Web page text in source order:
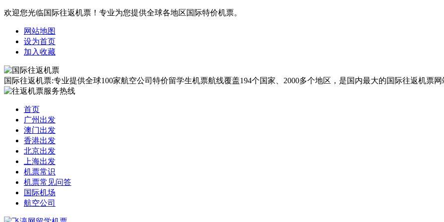
欢迎您光临国际往返机票！专业为您提供全球各地区国际特价机票。
网站地图
设为首页
加入收藏
国际往返机票:专业提供全球100家航空公司特价留学生机票航线覆盖194个国家、2000多个地区，是国内最大的国际往返机票网
首页
广州出发
澳门出发
香港出发
北京出发
上海出发
机票常识
机票常见问答
国际机场
航空公司